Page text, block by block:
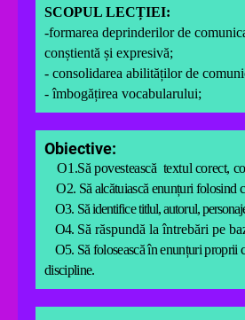
SCOPUL LECȚIEI:
-formarea deprinderilor de
conștientă și expresivă;
- consolidarea abilităților de
- îmbogățirea vocabularului;
Obiective:
O1.Să povesteascătextul corect,
O2. Să alcătuiască enunțuri folosind
O3. Săidentifice titlul, autorul,
O4. Să răspundă la întrebări pe
O5. Să folosească în enunțuri proprii
discipline.